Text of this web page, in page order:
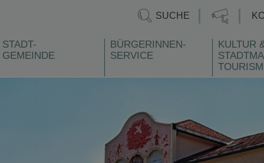
STADT-
GEMEINDE
BÜRGERINNEN-
SERVICE
KULTUR
SUCHE